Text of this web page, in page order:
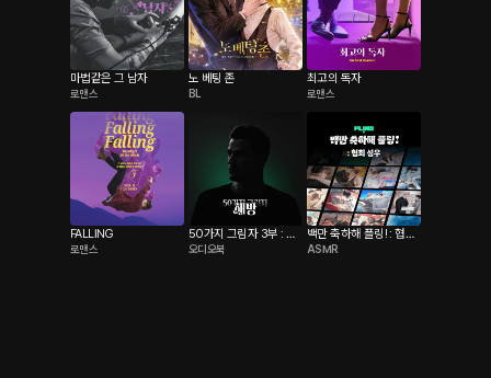
마법같은 그 남자
로맨스
노 베팅 존
BL
최고의 독자
로맨스
FALLING
로맨스
50가지 그림자 3부 : 해
방
오디오북
백만 축하해 플링! : 협회
성우
ASMR